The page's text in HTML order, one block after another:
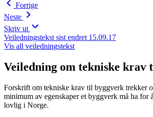
Forrige
Neste
Skriv ut
Veiledningstekst sist endret 15.09.17
Vis all veiledningstekst
Veiledning om tekniske krav
Forskrift om tekniske krav til byggverk trekker
minimum av egenskaper et byggverk må ha for
lovlig i Norge.